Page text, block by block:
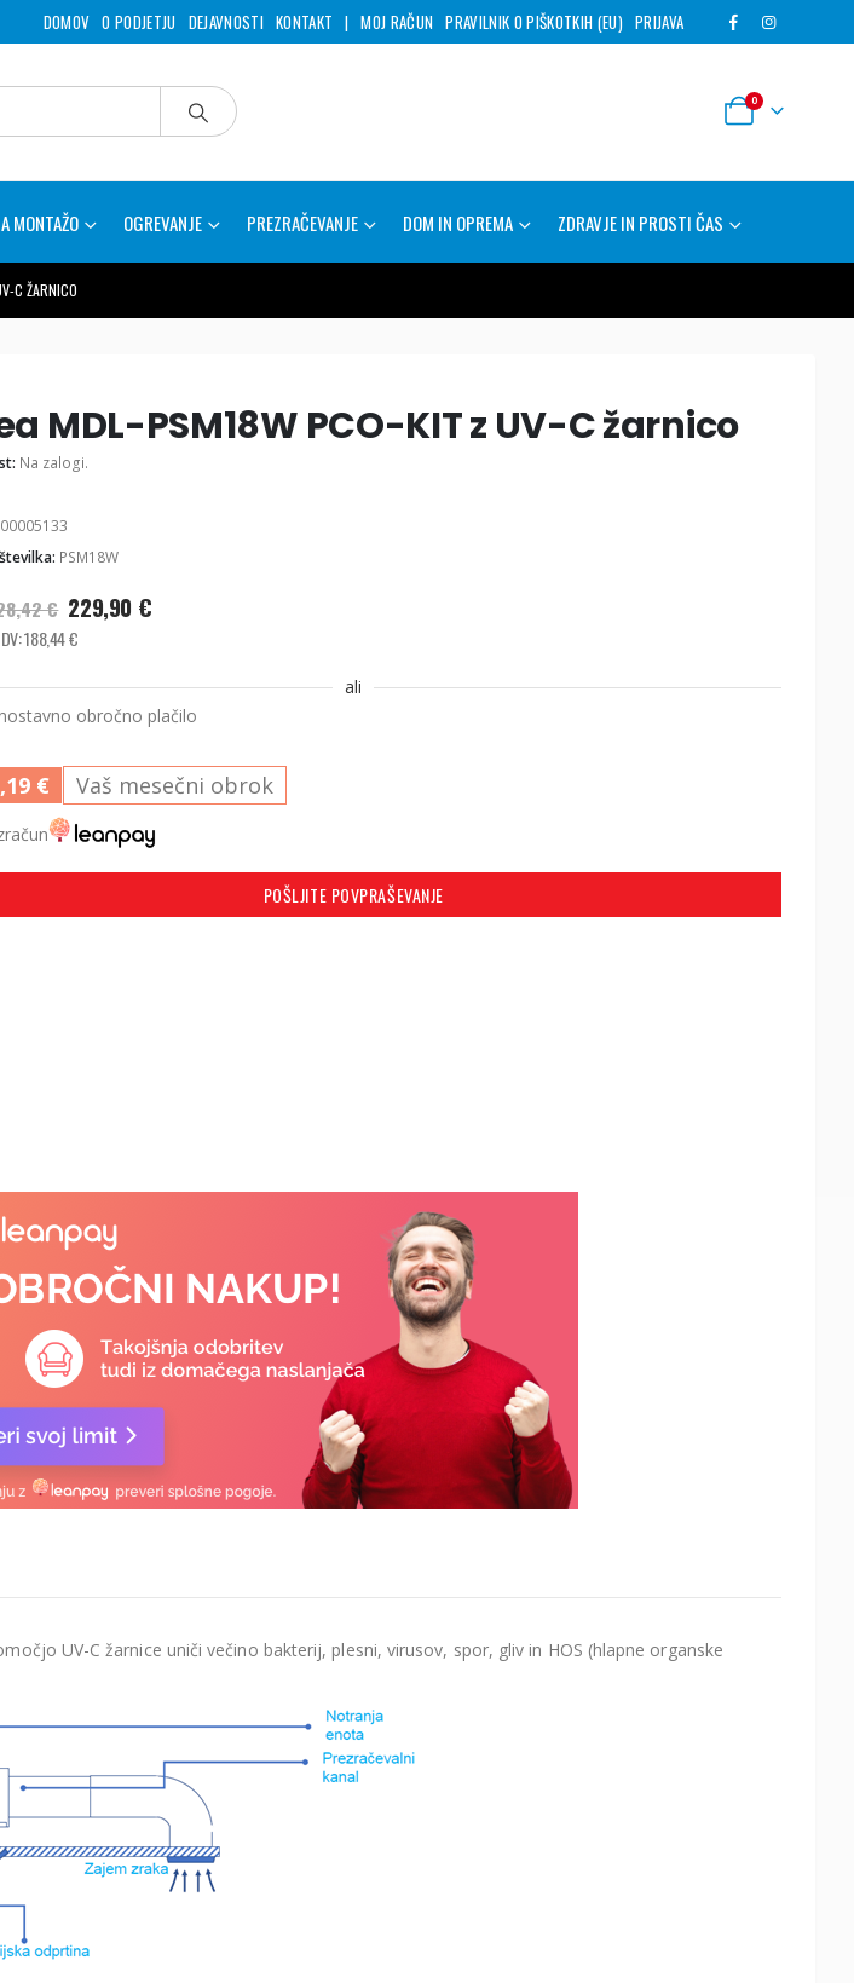
DOMOV O PODJETJU DEJAVNOSTI KONTAKT | MOJ RAČUN PRAVILNIK O PIŠKOTKIH (EU) PRIJAVA
0
MONTAŽO OGREVANJE PREZRAČEVANJE DOM IN OPREMA ZDRAVJE IN PROSTI ČAS
C ŽARNICO
MDL-PSM18W PCO-KIT z UV-C žarnico
Na zalogi.
00005133
PSM18W
€ Izvirna
cena
je
328,42€.
229,90 €Trenutna
cena
188,44€
ali
obročno plačilo
€ Vaš mesečni obrok
POŠLJITE POVPRAŠEVANJE
UV-C žarnice uniči večino bakterij, plesni, virusov, spor, gliv in HOS (hlapne organske